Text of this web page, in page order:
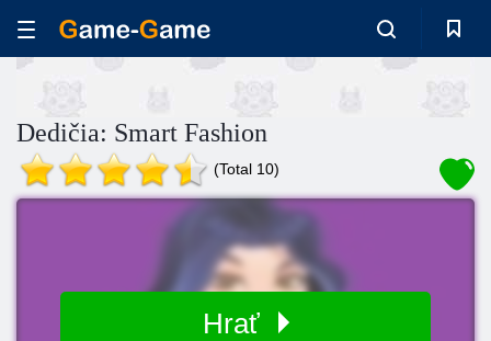
Dedičia: Smart Fashion
(Total 10)
Hrať